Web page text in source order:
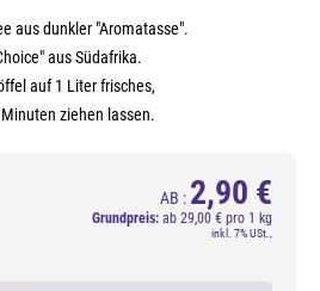
aus dunkler "Aromatasse".
aus Südafrika.
auf 1 Liter frisches,
ziehen lassen.
AB : 2,90 €
Grundpreis: ab 29,00 € pro 1 kg
inkl. 7% USt.,